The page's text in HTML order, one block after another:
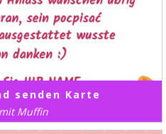
senden Karte
Muffin